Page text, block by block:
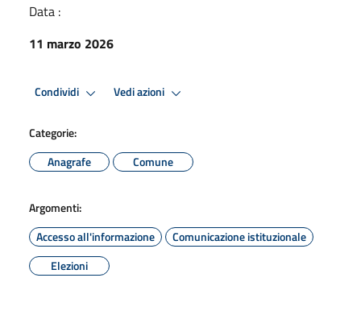
Data :
11 marzo 2026
Condividi Vedi azioni
Categorie:
Anagrafe
Comune
Argomenti:
Accesso all'informazione
Comunicazione istituzionale
Elezioni